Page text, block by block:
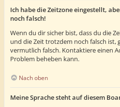
Ich habe die Zeitzone eingestellt,
noch falsch!
Wenn du dir sicher bist, dass du die
und die Zeit trotzdem noch falsch ist,
vermutlich falsch. Kontaktiere einen
Problem beheben kann.
Nach oben
Meine Sprache steht auf diesem